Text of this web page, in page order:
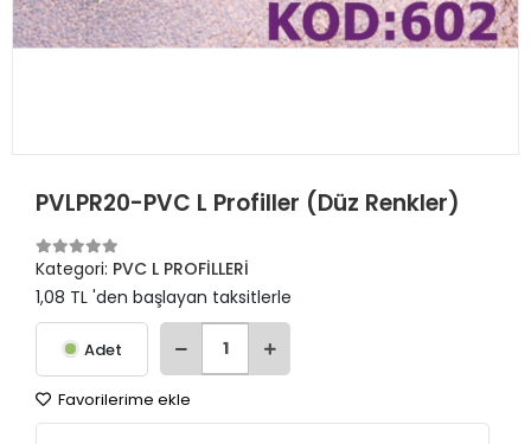
PVLPR20-PVC L Profiller (Düz Renkler)
Kategori: PVC L PROFİLLERİ
1,08 TL 'den başlayan taksitlerle
Adet
Favorilerime ekle